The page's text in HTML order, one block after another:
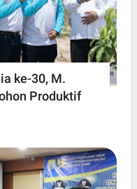
ke-30, M.
Produktif